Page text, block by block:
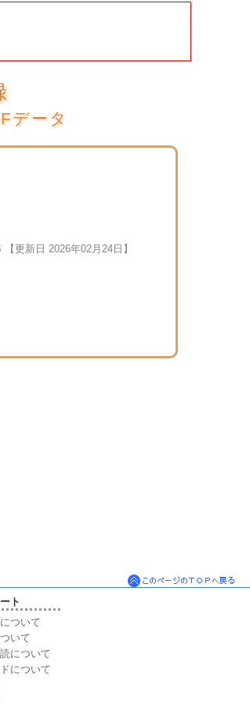
データ
【更新日 2026年02月24日】
ト
ついて
いて
について
について